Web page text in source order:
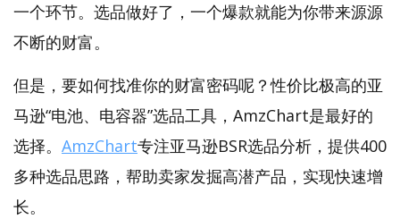
一个环节。选品做好了，一个爆款就能为你带来源源
不断的财富。
但是，要如何找准你的财富密码呢？性价比极高的亚
马逊“电池、电容器”选品工具，AmzChart是最好的
选择。 AmzChart专注亚马逊BSR选品分析，提供400
多种选品思路，帮助卖家发掘高潜产品，实现快速增
长。